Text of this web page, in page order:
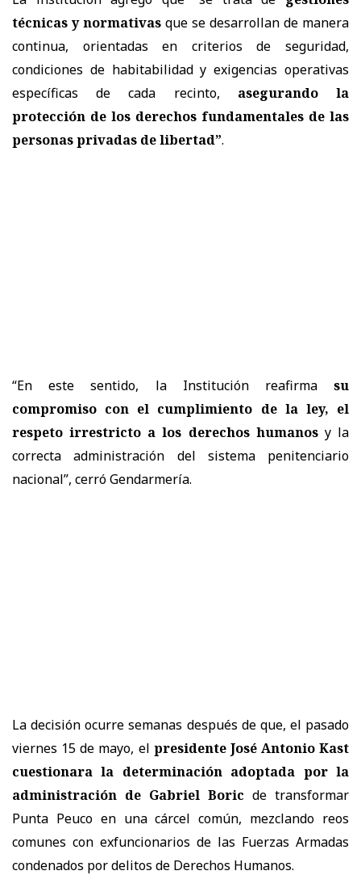
técnicas y normativas que se desarrollan de manera
continua, orientadas en criterios de seguridad,
condiciones de habitabilidad y exigencias operativas
específicas de cada recinto, asegurando la
protección de los derechos fundamentales de las
personas privadas de libertad”.
“En este sentido, la Institución reafirmasu
compromiso con el cumplimiento de la ley, el
respeto irrestricto a los derechos humanosy la
correcta administración del sistema penitenciario
nacional”, cerró Gendarmería.
La decisión ocurre semanas después de que, el pasado
viernes 15 de mayo, el presidente José Antonio Kast
cuestionara la determinación adoptada por la
administración de Gabriel Boric de transformar
Punta Peuco en una cárcel común, mezclando reos
comunes con exfuncionarios de las Fuerzas Armadas
condenados por delitos de Derechos Humanos.